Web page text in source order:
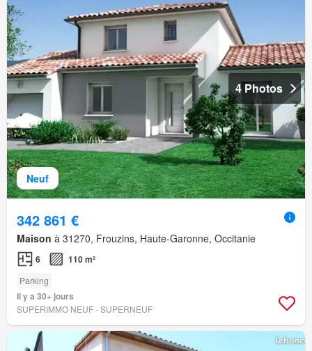
Neuf
4 Photos
342 861 €
Maison à 31270, Frouzins, Haute-Garonne, Occitanie
6 110 m²
Parking
Il y a 30+ jours
SUPERIMMO NEUF - SUPERNEUF